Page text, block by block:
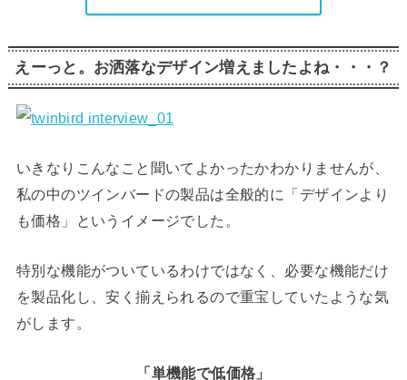
えーっと。お洒落なデザイン増えましたよね・・・？
いきなりこんなこと聞いてよかったかわかりませんが、
私の中のツインバードの製品は全般的に「デザインより
も価格」というイメージでした。
特別な機能がついているわけではなく、必要な機能だけ
を製品化し、安く揃えられるので重宝していたような気
がします。
「単機能で低価格」